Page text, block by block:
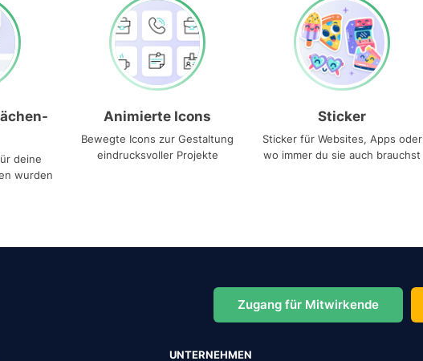
deine
wurden
Animierte Icons
Bewegte Icons zur Gestaltung
eindrucksvoller Projekte
Sticker
Sticker für Websites, Apps oder
wo immer du sie auch brauchst
Zugang für Mitwirkende
UNTERNEHMEN